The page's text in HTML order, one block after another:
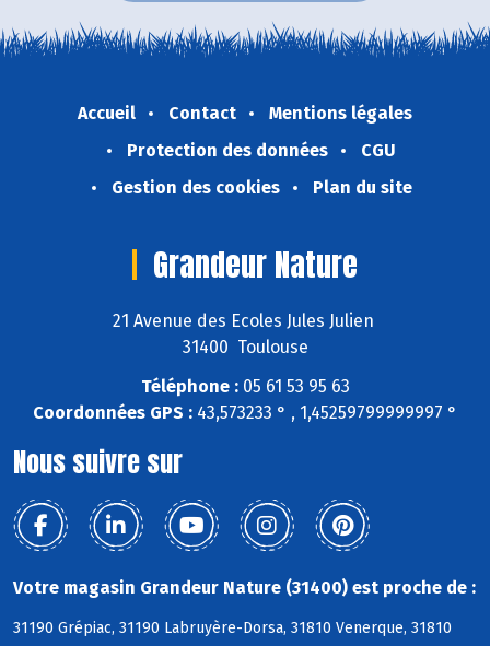
Accueil Contact
Mentions légales
Protection des données
CGU
Gestion des cookies
Plan du site
Grandeur Nature
21 Avenue des Ecoles Jules Julien
31400 Toulouse
Téléphone :05 61 53 95 63
Coordonnées GPS : 43,573233 ° , 1,45259799999997 °
Nous suivre sur
Votre magasin Grandeur Nature (31400) est proche de :
31190 Grépiac, 31190 Labruyère-Dorsa, 31810 Venerque, 31810